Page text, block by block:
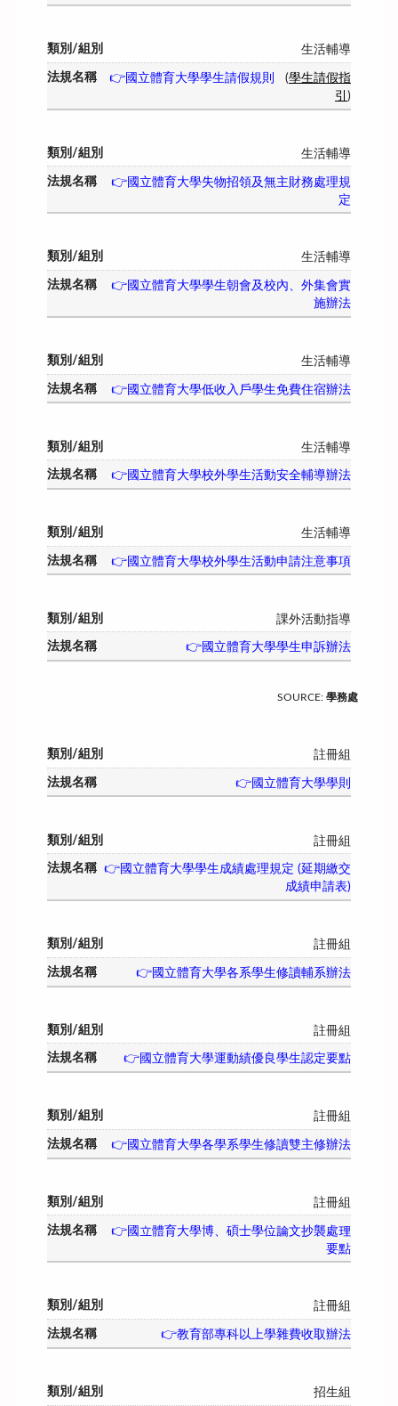
生活輔導
👉國立體育大學學生請假規則 (學生請假指
引 )
生活輔導
👉國立體育大學失物招領及無主財務處理規
定
生活輔導
👉國立體育大學學生朝會及校內、外集會實
施辦法
生活輔導
👉國立體育大學低收入戶學生免費住宿辦法
生活輔導
👉國立體育大學校外學生活動安全輔導辦法
生活輔導
👉國立體育大學校外學生活動申請注意事項
課外活動指導
👉國立體育大學學生申訴辦法
SOURCE: 學務處
註冊組
👉國立體育大學學則
註冊組
👉國立體育大學學生成績處理規定 (延期繳交
成績申請表)
註冊組
👉國立體育大學各系學生修讀輔系辦法
註冊組
👉國立體育大學運動績優良學生認定要點
註冊組
👉國立體育大學各學系學生修讀雙主修辦法
註冊組
👉國立體育大學博、碩士學位論文抄襲處理
要點
註冊組
👉教育部專科以上學雜費收取辦法
招生組